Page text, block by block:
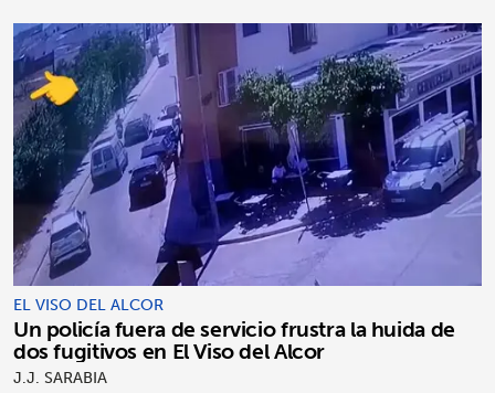
EL VISO DEL ALCOR
Un policía fuera de servicio frustra la huida de
dos fugitivos en El Viso del Alcor
J.J. SARABIA